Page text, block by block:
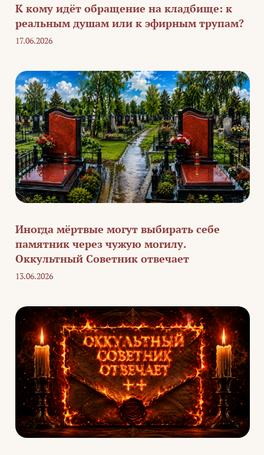
К кому идёт обращение на кладбище: к
реальным душам или к эфирным трупам?
17.06.2026
Иногда мёртвые могут выбирать себе
памятник через чужую могилу.
Оккультный Советник отвечает
13.06.2026